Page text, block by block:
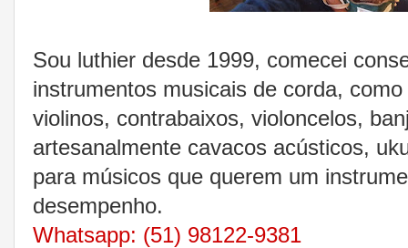
Sou luthier desde 1999, comecei
instrumentos musicais de corda,
violinos, contrabaixos, violoncelos,
artesanalmente cavacos acústicos,
para músicos que querem um
desempenho.
Whatsapp: (51) 98122-9381